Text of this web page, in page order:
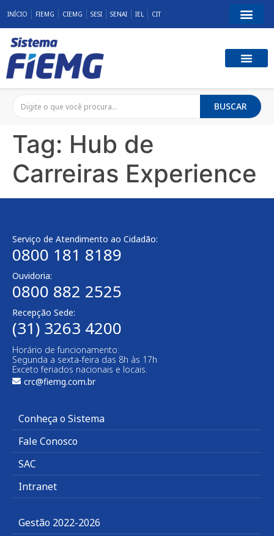
INÍCIO FIEMG CIEMG SESI SENAI IEL CIT
BUSCAR
Tag: Hub de
Carreiras Experience
Serviço de Atendimento ao Cidadão:
0800 181 8189
Ouvidoria:
0800 882 2525​
Recepção Sede:
(31) 3263 4200
Horário de funcionamento:
Segunda a sexta-feira das 8h às 17h
Exceto feriados nacionais e locais.
crc@fiemg.com.br
Conheça o Sistema
Fale Conosco
SAC
Intranet
Gestão 2022-2026